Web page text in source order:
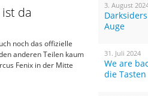
da
noch das offizielle
anderen Teilen kaum
Fenix in der Mitte
3. August
Auge
31. Juli 2024
We are
die Tasten